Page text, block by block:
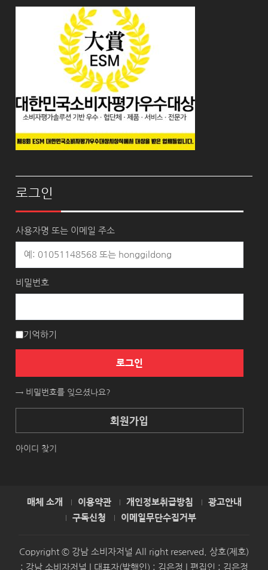
로그인
사용자명 또는 이메일 주소
비밀번호
기억하기
로그인
→ 비밀번호를 잊으셨나요?
회원가입
아이디 찾기
매체 소개 이용약관 개인정보취급방침
광고안내
구독신청
이메일무단수집거부
Copyright © 강남 소비자저널 All right reserved. 상호(제호)
: 강남 소비자저널 | 대표자(발행인) : 김은정 | 편집인 : 김은정